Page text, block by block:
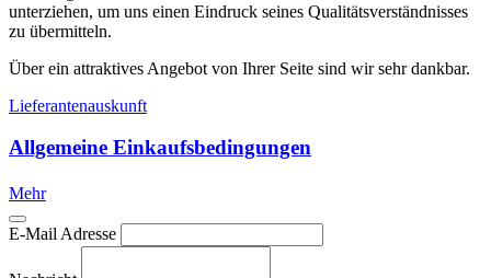
unterziehen, um uns einen Eindruck seines Qualitätsverständnisses
zu übermitteln.
Über ein attraktives Angebot von Ihrer Seite sind wir sehr dankbar.
Lieferantenauskunft
Allgemeine Einkaufsbedingungen
Mehr
E-Mail Adresse